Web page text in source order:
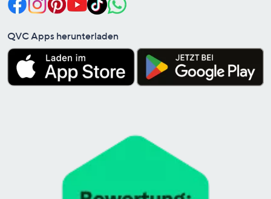
QVC Apps herunterladen